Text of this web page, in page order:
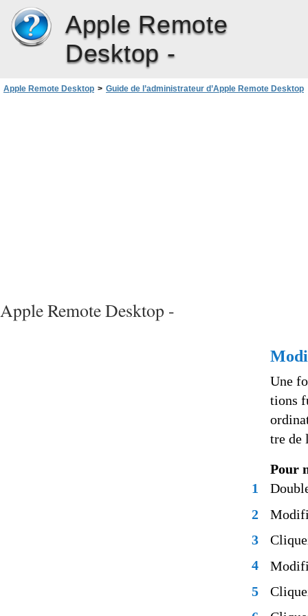
Apple Remote
Desktop -
Apple Remote Desktop > Guide de l’administrateur d’Apple Remote Desktop
Apple Remote Desktop -
Une
tions
tre de
Pour
1
2
3
4
5